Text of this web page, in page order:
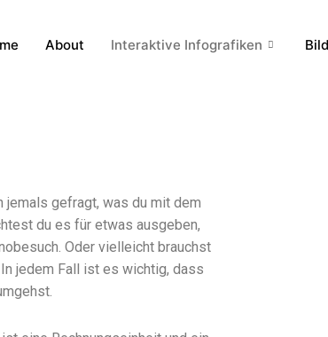
About Interaktive Infografiken
jemals gefragt, was du mit dem
du es für etwas ausgeben,
Oder vielleicht brauchst
jedem Fall ist es wichtig, dass